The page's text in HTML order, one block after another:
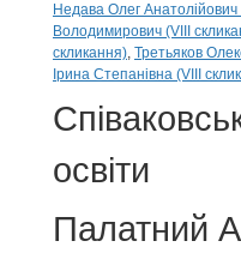
Недава Олег Анатолійович
Володимирович (VIII
скликання) Третьяков
Ірина Степанівна (VIII
освіти
Палатний